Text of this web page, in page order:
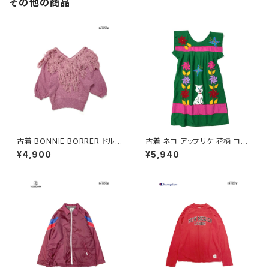
その他の商品
古着 BONNIE BORRER ドルマ
ンスリーブ フリンジ 無地 シルク
長袖 ニット セーター ピンク (ttu
¥4,900
古着 ネコ アップリケ 花柄 コッ
トン ミニ丈 半袖 ワンピース 緑
(oa2607077)
¥5,940